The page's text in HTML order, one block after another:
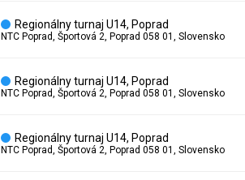
Regionálny turnaj U14, Poprad
NTC Poprad, Športová 2, Poprad 058 01, Slovensko
Regionálny turnaj U14, Poprad
NTC Poprad, Športová 2, Poprad 058 01, Slovensko
Regionálny turnaj U14, Poprad
NTC Poprad, Športová 2, Poprad 058 01, Slovensko